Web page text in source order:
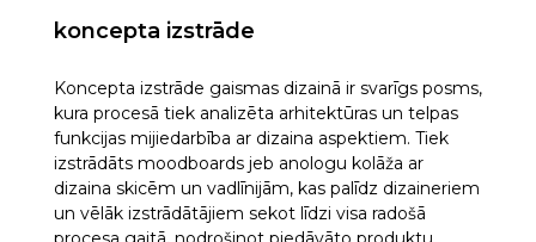
koncepta izstrāde
Koncepta izstrāde gaismas dizainā ir svarīgs posms,
kura procesā tiek analizēta arhitektūras un telpas
funkcijas mijiedarbība ar dizaina aspektiem. Tiek
izstrādāts moodboards jeb anologu kolāža ar
dizaina skicēm un vadlīnijām, kas palīdz dizaineriem
un vēlāk izstrādātājiem sekot līdzi visa radošā